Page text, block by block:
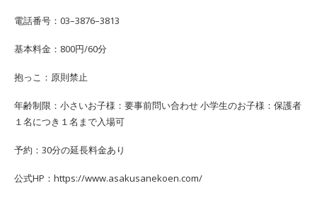
電話番号：03–3876–3813
基本料金：800円/60分
抱っこ：原則禁止
年齢制限：小さいお子様：要事前問い合わせ 小学生のお子様：保護者
１名につき１名まで入場可
予約：30分の延長料金あり
公式HP：https://www.asakusanekoen.com/